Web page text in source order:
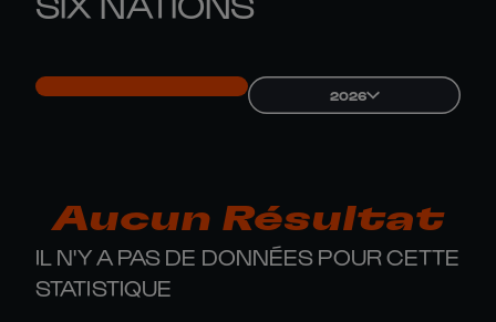
2026
Aucun Résultat
IL N'Y A PAS DE DONNÉES POUR CETTE
STATISTIQUE